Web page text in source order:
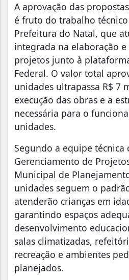
A aprovação das
é fruto do trabalho
Prefeitura do Natal, que
integrada na elaboração
projetos junto à
Federal. O valor total
unidades ultrapassa R$ 7
execução das obras e a
necessária para o
unidades.
Segundo a equipe técnica
Gerenciamento de
Municipal de
unidades seguem o
atenderão crianças em
garantindo espaços
desenvolvimento
salas climatizadas,
recreação e ambientes
planejados.